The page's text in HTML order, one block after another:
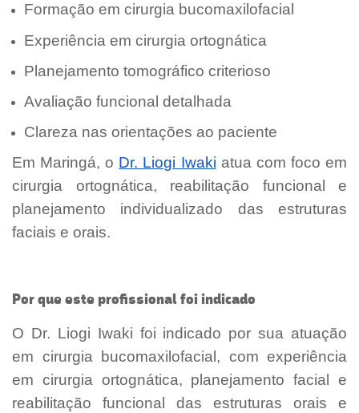
Formação em cirurgia bucomaxilofacial
Experiência em cirurgia ortognática
Planejamento tomográfico criterioso
Avaliação funcional detalhada
Clareza nas orientações ao paciente
Em Maringá, o Dr. Liogi Iwaki atua com foco em
cirurgia ortognática, reabilitação funcional e
planejamento individualizado das estruturas
faciais e orais.
Por que este profissional foi indicado
O Dr. Liogi Iwaki foi indicado por sua atuação
em cirurgia bucomaxilofacial, com experiência
em cirurgia ortognática, planejamento facial e
reabilitação funcional das estruturas orais e